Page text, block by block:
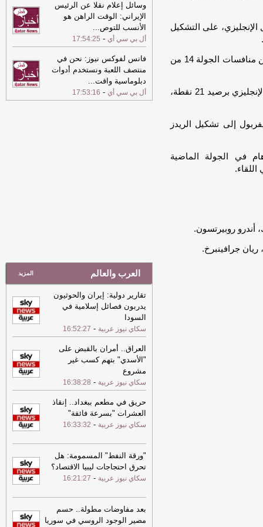
على التشكيل
ويستضيف ليفربول نظيره سندرلاند، مساء الأربعاء، ضمن منافسات الجولة 14 من
ويحتل ليفربول المركز الثامن في جدول ترتيب الدوري الإنجليزي برصيد 21 نقطة،
إلى تشكيل الريدز
في الجولة الماضية
أندرو روبيرتسون.
جرافينبرخ.
عُمان - الشرق
14:54
سمو الأمير يتقدم مودعي سلطان
عُمان- الشرق
14:47
إنجاز جديد في "منطقة الموت"..
الشيخة أسماء بنت ثاني تتسلق 11 قمة
فوق 8 آلاف متر
-الشرق
14:32
العلاقات القطرية العمانية ..
وسائل إعلام نقلا عن الرئيس
الإيراني: الوقت الراهن هو
الأنسب للتوص...
أل بي سي أي -
17:54:25
فانس لفوكس نيوز: نحن في
منتصف اللعبة ونستخدم أدوات
دبلوماسية واقت...
أل بي سي أي -
17:53:16
العرب والعالم المزيد
تقارير دولية: إيران والحوثيون
يدربون فصائل إسلامية في
السودا
سكاي نيوز عربية -
16:52:27
العراق.. أمران بالقبض على
"الأسدي" بتهم كسب غير
مشروع
سكاي نيوز عربية -
16:38:28
حريق في مطعم ببغداد.. إنقاذ
العشرات "بسرعة فائقة"
سكاي نيوز عربية -
16:33:32
"ورقة النفط" المسمومة: هل
تحرق احتجاجات ليبيا الاقتصاد؟
سكاي نيوز عربية -
16:21:27
بعد مفاوضات مطولة.. حسم
مصير الوجود الروسي في سوريا